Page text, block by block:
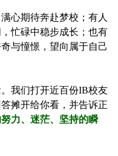
心期待奔赴梦校；有人
忙碌中稳步成长；也有
与憧憬，望向属于自己
我们打开近百份IB校友
摊开给你看，并告诉正
力、迷茫、坚持的瞬